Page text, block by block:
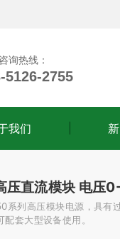
我们
询热线：
5126-2755
压直流模块 电压
系列高压模块电源，具有
套大型设备使用。